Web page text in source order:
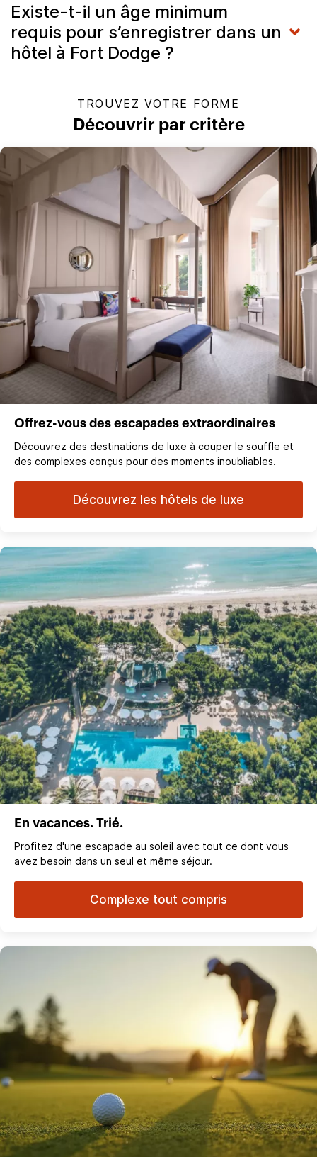
Existe-t-il un âge minimum
requis pour s’enregistrer dans un
hôtel à Fort Dodge ?
TROUVEZ VOTRE FORME
Découvrir par critère
Offrez-vous des escapades extraordinaires
Découvrez des destinations de luxe à couper le souffle et
des complexes conçus pour des moments inoubliables.
Découvrez les hôtels de luxe
En vacances. Trié.
Profitez d'une escapade au soleil avec tout ce dont vous
avez besoin dans un seul et même séjour.
Complexe tout compris